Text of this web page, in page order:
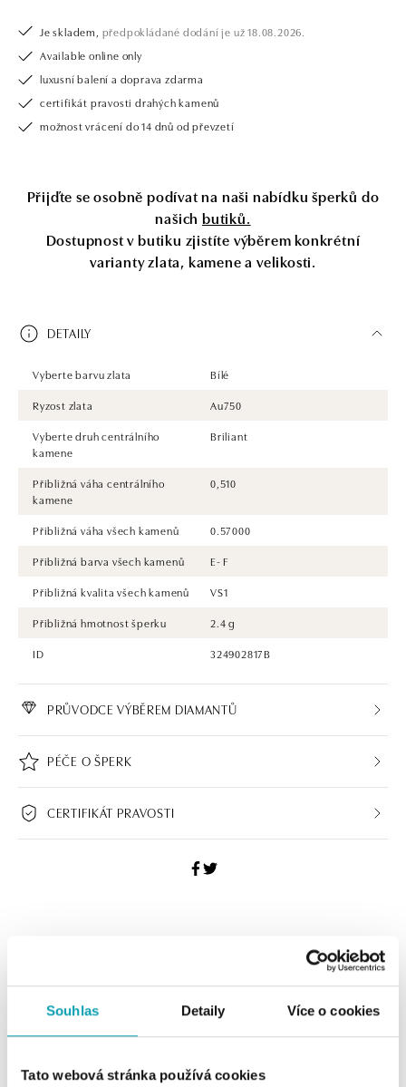
Souhlas Detaily Více o cookies
Tato webová stránka používá cookies
Je skladem, předpokládané dodání je už 18.08.2026.
Available online only
luxusní balení a doprava zdarma
certifikát pravosti drahých kamenů
možnost vrácení do 14 dnů od převzetí
Přijďte se osobně podívat na naši nabídku šperků do
našich butiků.
Dostupnost v butiku zjistíte výběrem konkrétní
varianty zlata, kamene a velikosti.
DETAILY
Vyberte barvu zlata
Bílé
Ryzost zlata
Au750
Vyberte druh centrálního
kamene
Briliant
Přibližná váha centrálního
kamene
0,510
Přibližná váha všech kamenů
0.57000
Přibližná barva všech kamenů
E- F
Přibližná kvalita všech kamenů
VS1
Přibližná hmotnost šperku
2.4 g
ID
324902817B
PRŮVODCE VÝBĚREM DIAMANTŮ
PÉČE O ŠPERK
CERTIFIKÁT PRAVOSTI